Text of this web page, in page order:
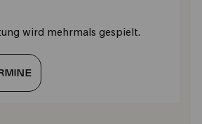
wird mehrmals gespielt.